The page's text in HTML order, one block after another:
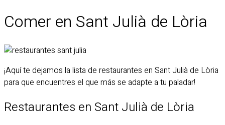
Comer en Sant Julià de Lòria
¡Aquí te dejamos la lista de restaurantes en Sant Julià de Lòria
para que encuentres el que más se adapte a tu paladar!
Restaurantes en Sant Julià de Lòria